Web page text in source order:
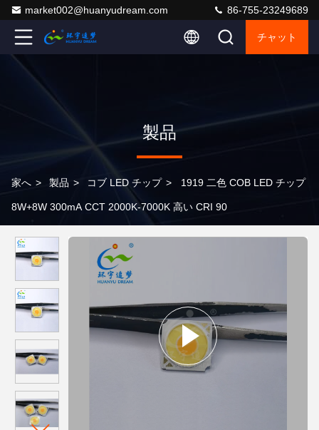
market002@huanyudream.com 86-755-23249689
チャット
製品
家へ > 製品 > コブ LED チップ > 1919 二色 COB LED チップ
8W+8W 300mA CCT 2000K-7000K 高い CRI 90